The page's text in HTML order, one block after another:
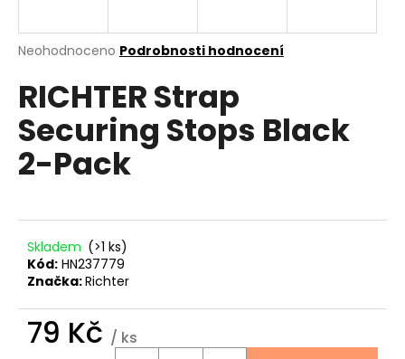
Průměrné
produktu
je
0,0
z
5
hvězdiček.
Neohodnoceno Podrobnosti hodnocení
RICHTER Strap
Securing Stops Black
2-Pack
Skladem (>1 ks)
Kód: HN237779
Značka:Richter
79 Kč / ks
j
t
?
D
o
p